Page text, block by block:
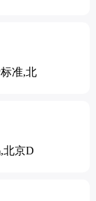
准,北
北京D